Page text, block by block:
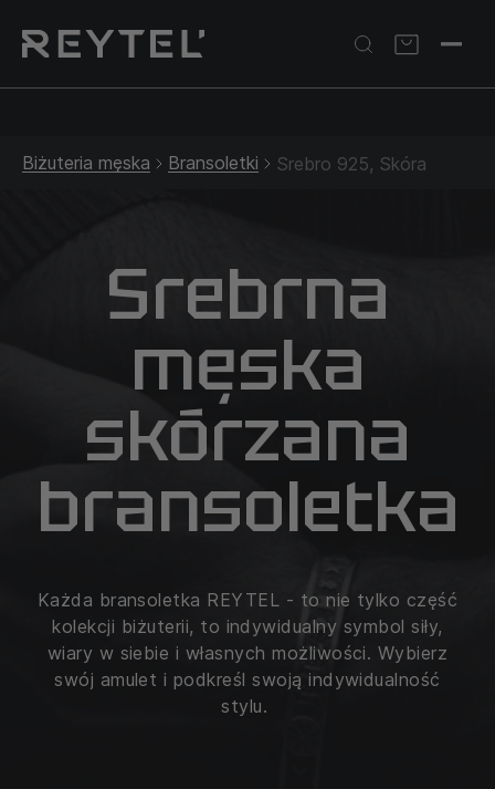
Biżuteria męska Bransoletki Srebro 925, Skóra
Srebrna
męska
skórzana
bransoletka
Każda bransoletka REYTEL - to nie tylko część
kolekcji biżuterii, to indywidualny symbol siły,
wiary w siebie i własnych możliwości. Wybierz
swój amulet i podkreśl swoją indywidualność
stylu.
Złota biżuteria: –30% | Do 31.08